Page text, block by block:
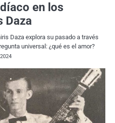
en los
Daza
Daza explora su pasado a través
universal: ¿qué es el amor?